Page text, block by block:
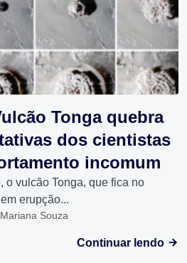
Tonga quebra
dos cientistas
incomum
o vulcão Tonga, que fica no
erupção...
Souza
Continuar lendo